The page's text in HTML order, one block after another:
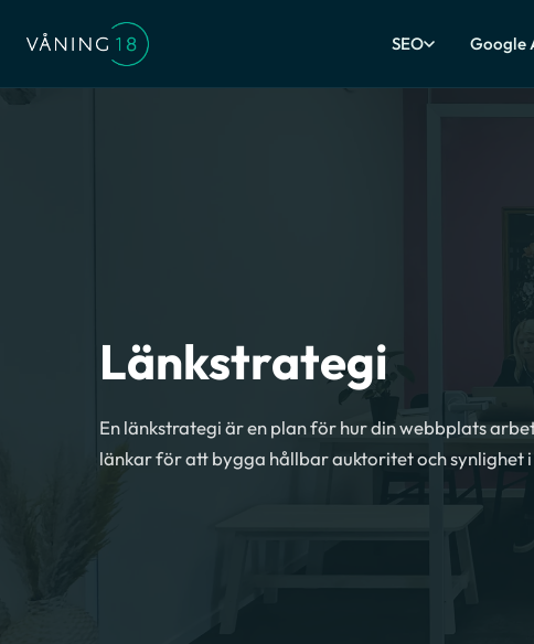
SEO Google
Länkstrategi
En länkstrategi är en plan för hur din webbplats
länkar för att bygga hållbar auktoritet och synlighet